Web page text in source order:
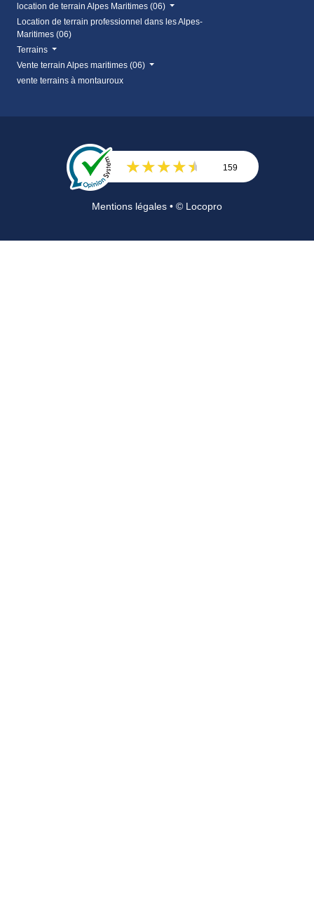
location de terrain Alpes Maritimes (06)
Location de terrain professionnel dans les Alpes-
Maritimes (06)
Terrains
Vente terrain Alpes maritimes (06)
vente terrains à montauroux
159
Mentions légales • © Locopro